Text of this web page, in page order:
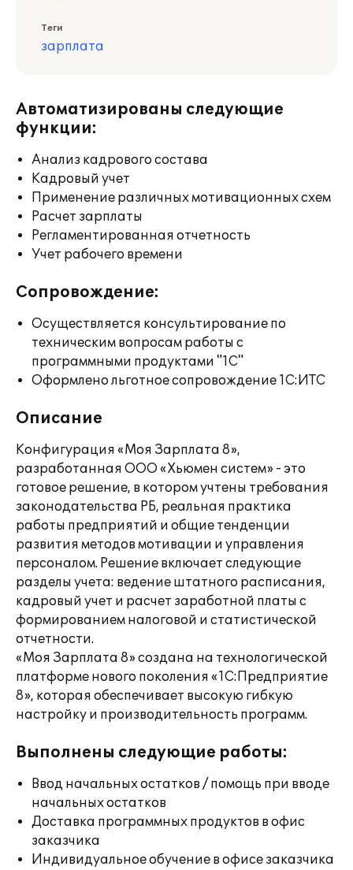
Теги
зарплата
Автоматизированы следующие
функции:
Анализ кадрового состава
Кадровый учет
Применение различных мотивационных схем
Расчет зарплаты
Регламентированная отчетность
Учет рабочего времени
Сопровождение:
Осуществляется консультирование по
техническим вопросам работы с
программными продуктами "1С"
Оформлено льготное сопровождение 1С:ИТС
Описание
Конфигурация «Моя Зарплата 8»,
разработанная ООО «Хьюмен систем» - это
готовое решение, в котором учтены требования
законодательства РБ, реальная практика
работы предприятий и общие тенденции
развития методов мотивации и управления
персоналом. Решение включает следующие
разделы учета: ведение штатного расписания,
кадровый учет и расчет заработной платы с
формированием налоговой и статистической
отчетности.
«Моя Зарплата 8» создана на технологической
платформе нового поколения «1С:Предприятие
8», которая обеспечивает высокую гибкую
настройку и производительность программ.
Выполнены следующие работы:
Ввод начальных остатков / помощь при вводе
начальных остатков
Доставка программных продуктов в офис
заказчика
Индивидуальное обучение в офисе заказчика